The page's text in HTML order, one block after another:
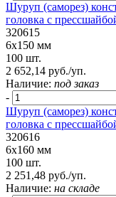
Шуруп (саморез)
головка с
320615
6х150 мм
100 шт.
2 652,14 руб./уп.
Наличие: под заказ
-
Шуруп (саморез)
головка с
320616
6х160 мм
100 шт.
2 251,48 руб./уп.
Наличие: на складе